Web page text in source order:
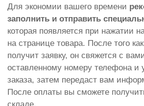
Для экономии вашего времени
заполнить и отправить
которая появляется при нажатии
на странице товара. После того
получит заявку, он свяжется с
оставленному номеру телефона и
заказа, затем передаст вам
После оплаты вы сможете